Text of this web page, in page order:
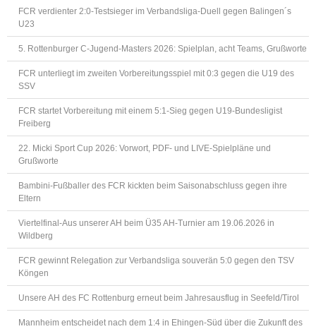
FCR verdienter 2:0-Testsieger im Verbandsliga-Duell gegen Balingen´s
U23
5. Rottenburger C-Jugend-Masters 2026: Spielplan, acht Teams, Grußworte
FCR unterliegt im zweiten Vorbereitungsspiel mit 0:3 gegen die U19 des
SSV
FCR startet Vorbereitung mit einem 5:1-Sieg gegen U19-Bundesligist
Freiberg
22. Micki Sport Cup 2026: Vorwort, PDF- und LIVE-Spielpläne und
Grußworte
Bambini-Fußballer des FCR kickten beim Saisonabschluss gegen ihre
Eltern
Viertelfinal-Aus unserer AH beim Ü35 AH-Turnier am 19.06.2026 in
Wildberg
FCR gewinnt Relegation zur Verbandsliga souverän 5:0 gegen den TSV
Köngen
Unsere AH des FC Rottenburg erneut beim Jahresausflug in Seefeld/Tirol
Mannheim entscheidet nach dem 1:4 in Ehingen-Süd über die Zukunft des